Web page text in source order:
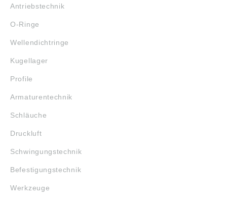
Antriebstechnik
O-Ringe
Wellendichtringe
Kugellager
Profile
Armaturentechnik
Schläuche
Druckluft
Schwingungstechnik
Befestigungstechnik
Werkzeuge